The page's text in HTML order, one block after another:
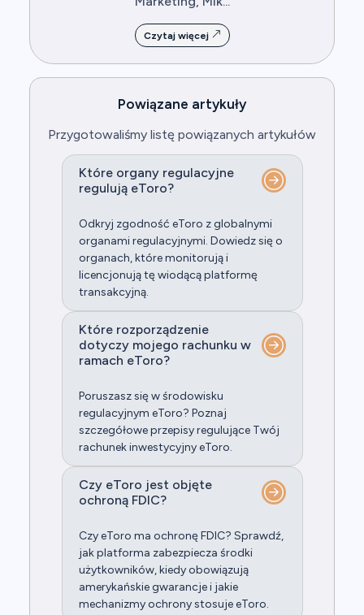
Czytaj więcej
Powiązane artykuły
Przygotowaliśmy listę powiązanych artykułów
Które organy regulacyjne
regulują eToro?
Odkryj zgodność eToro z globalnymi
organami regulacyjnymi. Dowiedz się o
organach, które monitorują i
licencjonują tę wiodącą platformę
transakcyjną.
Które rozporządzenie
dotyczy mojego rachunku w
ramach eToro?
Poruszasz się w środowisku
regulacyjnym eToro? Poznaj
szczegółowe przepisy regulujące Twój
rachunek inwestycyjny eToro.
Czy eToro jest objęte
ochroną FDIC?
Czy eToro ma ochronę FDIC? Sprawdź,
jak platforma zabezpiecza środki
użytkowników, kiedy obowiązują
amerykańskie gwarancje i jakie
mechanizmy ochrony stosuje eToro.